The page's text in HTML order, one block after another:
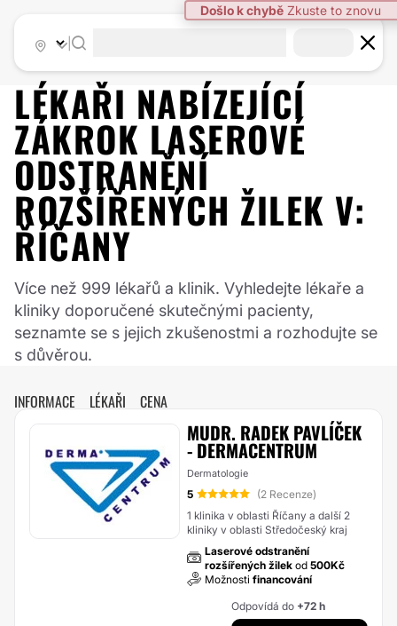
LÉKAŘI NABÍZEJÍCÍ
ZÁKROK LASEROVÉ
ODSTRANĚNÍ
ROZŠÍŘENÝCH ŽILEK V:
ŘÍČANY
Více než 999 lékařů a klinik. Vyhledejte lékaře a
kliniky doporučené skutečnými pacienty,
seznamte se s jejich zkušenostmi a rozhodujte se
s důvěrou.
INFORMACE LÉKAŘI CENA
MUDR. RADEK PAVLÍČEK
- DERMACENTRUM
Dermatologie
5
(2 Recenze)
1 klinika v oblasti Říčany a další 2
kliniky v oblasti Středočeský kraj
Laserové odstranění
rozšířených žilek od 500Kč
Možnosti financování
Odpovídá do +72 h